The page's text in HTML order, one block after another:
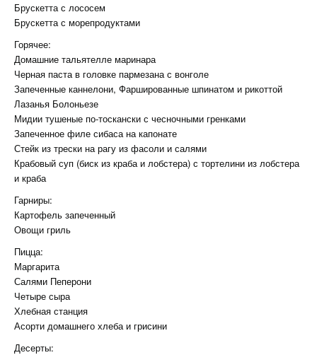
Брускетта с лососем
Брускетта с морепродуктами
Горячее:
Домашние тальятелле маринара
Черная паста в головке пармезана с вонголе
Запеченные каннелони, Фаршированные шпинатом и рикоттой
Лазанья Болоньезе
Мидии тушеные по-тоскански с чесночными гренками
Запеченное филе сибаса на капонате
Стейк из трески на рагу из фасоли и салями
Крабовый суп (биск из краба и лобстера) с тортелини из лобстера
и краба
Гарниры:
Картофель запеченный
Овощи гриль
Пицца:
Маргарита
Салями Пеперони
Четыре сыра
Хлебная станция
Асорти домашнего хлеба и грисини
Десерты: